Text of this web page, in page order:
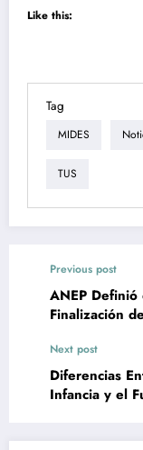
Like this:
Tag
MIDES
TUS
Previous post
ANEP
Finalización
Next post
Diferencias
Infancia y el